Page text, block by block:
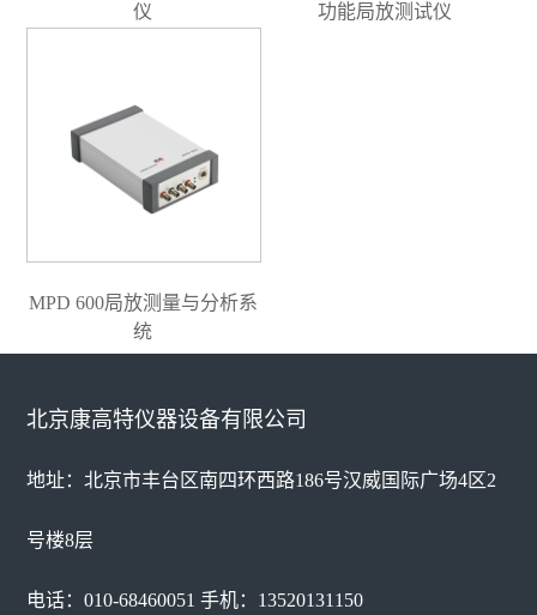
仪
功能局放测试仪
MPD 600局放测量与分析系
统
北京康高特仪器设备有限公司
地址：北京市丰台区南四环西路186号汉威国际广场4区2
号楼8层
电话：010-68460051 手机：13520131150